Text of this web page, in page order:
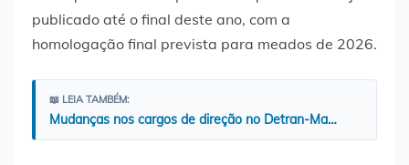
publicado até o final deste ano, com a
homologação final prevista para meados de 2026.
📖 LEIA TAMBÉM:
Mudanças nos cargos de direção no Detran-Ma…